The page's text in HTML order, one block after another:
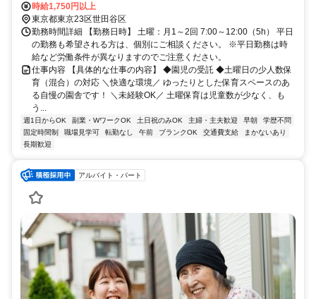
時給1,750円以上
東京都東京23区世田谷区
勤務時間詳細 【勤務日時】 土曜：月1～2回 7:00～12:00（5h） 平日
の勤務も希望される方は、個別にご相談ください。 ※平日勤務は時
給など労働条件が異なりますのでご注意ください。
仕事内容 【具体的な仕事の内容】 ◆園児の受託 ◆土曜日の少人数保
育（混合）の対応 ＼快適な環境／ ゆったりとした保育スペースのあ
る自慢の園舎です！ ＼未経験OK／ 土曜保育は児童数が少なく、も
う...
週1日からOK 副業・WワークOK 土日祝のみOK 主婦・主夫歓迎 早朝
学歴不問
固定時間制
職場見学可 転勤なし 午前 ブランクOK 交通費支給
まかないあり
長期歓迎
アルバイト・パート